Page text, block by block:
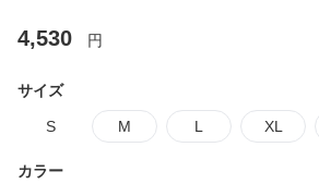
4,530 円
サイズ
S M L XL
カラー